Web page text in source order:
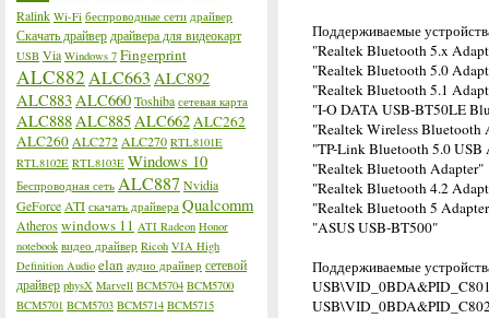
Ralink Wi-Fi беспроводные сети драйвер
Скачать драйвер драйвера для видеокарт
USB Via Windows 7 Fingerprint
ALC882 ALC663 ALC892
ALC883ALC660Toshiba сетевая карта
ALC888ALC885ALC662ALC262
ALC260 ALC272 ALC270 RTL8101E
RTL8102E RTL8103E Windows 10
Беспроводная сеть ALC887 Nvidia
GeForce ATI скачать драйвера Qualcomm
Atheroswindows 11 ATI Radeon Honor
notebook видео драйвер Ricoh VIA High
Definition Audio elan аудио драйвер сетевой
драйвер physX Marvell BCM5704 BCM5700
BCM5701 BCM5703 BCM5714 BCM5715
Поддерживаемые
"Realtek Bluetooth 5.x
"Realtek Bluetooth 5.0
"Realtek Bluetooth 5.1
"I-O DATA USB-BT50LE
"Realtek Wireless Bluetooth
"TP-Link Bluetooth 5.0 USB
"Realtek Bluetooth Adapter"
"Realtek Bluetooth 4.2
"Realtek Bluetooth 5
"ASUS USB-BT500"
Поддерживаемые